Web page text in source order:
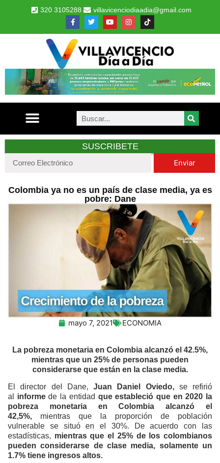
320 3105288 villavicenciodiaadia@gmail.com
SUSCRIBETE
Enviar
Colombia ya no es un país de clase media, ya es
pobre: Dane
mayo 7, 2021 ECONOMIA
La pobreza monetaria en Colombia alcanzó el 42.5%,
mientras que un 25% de personas pueden
considerarse que están en la clase media.
El director del Dane, Juan Daniel Oviedo, se refirió
al informede la entidad que estableció que en 2020 la
pobreza monetaria en Colombia alcanzó el
42,5%, mientras que la proporción de población
vulnerable se situó en el 30%. De acuerdo con las
estadísticas, mientras que el 25% de los colombianos
pueden considerarse de clase media, solamente un
1.7% tiene ingresos altos.